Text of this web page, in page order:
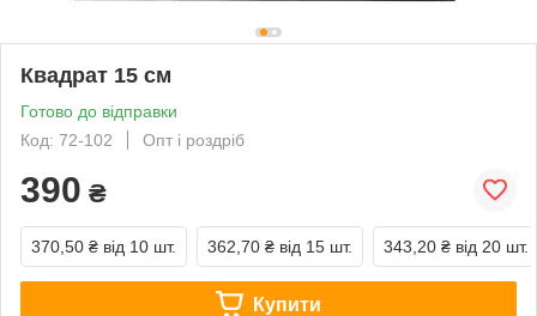
Квадрат 15 см
Готово до відправки
Код: 72-102
Опт і роздріб
390 ₴
370,50 ₴ від 10 шт. 362,70 ₴ від 15 шт. 343,20 ₴ від 20 шт.
Купити